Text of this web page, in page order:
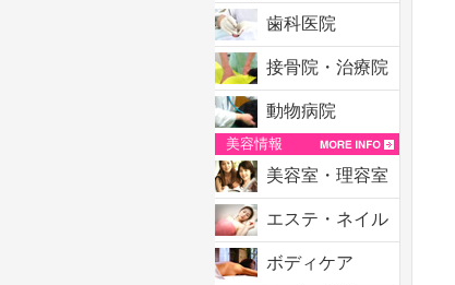
歯科医院
接骨院・治療院
動物病院
美容情報
美容室・理容室
エステ・ネイル
ボディケア